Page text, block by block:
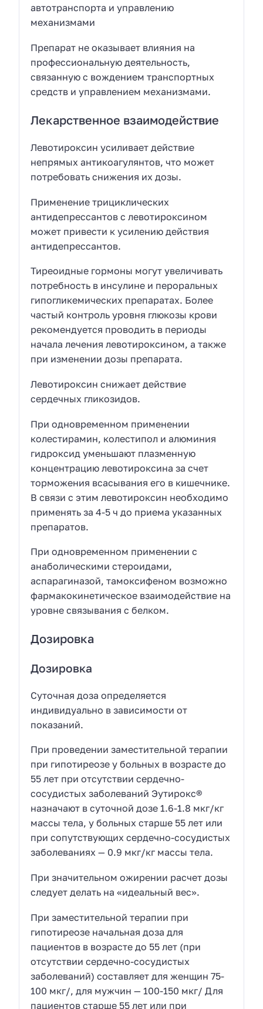
автотранспорта и управлению
механизмами
Препарат не оказывает влияния на
профессиональную деятельность,
связанную с вождением транспортных
средств и управлением механизмами.
Лекарственное взаимодействие
Левотироксин усиливает действие
непрямых антикоагулянтов, что может
потребовать снижения их дозы.
Применение трициклических
антидепрессантов с левотироксином
может привести к усилению действия
антидепрессантов.
Тиреоидные гормоны могут увеличивать
потребность в инсулине и пероральных
гипогликемических препаратах. Более
частый контроль уровня глюкозы крови
рекомендуется проводить в периоды
начала лечения левотироксином, а также
при изменении дозы препарата.
Левотироксин снижает действие
сердечных гликозидов.
При одновременном применении
колестирамин, колестипол и алюминия
гидроксид уменьшают плазменную
концентрацию левотироксина за счет
торможения всасывания его в кишечнике.
В связи с этим левотироксин необходимо
применять за 4-5 ч до приема указанных
препаратов.
При одновременном применении с
анаболическими стероидами,
аспарагиназой, тамоксифеном возможно
фармакокинетическое взаимодействие на
уровне связывания с белком.
Дозировка
Дозировка
Суточная доза определяется
индивидуально в зависимости от
показаний.
При проведении заместительной терапии
при гипотиреозе у больных в возрасте до
55 лет при отсутствии сердечно-
сосудистых заболеваний Эутирокс®
назначают в суточной дозе 1.6-1.8 мкг/кг
массы тела, у больных старше 55 лет или
при сопутствующих сердечно-сосудистых
заболеваниях — 0.9 мкг/кг массы тела.
При значительном ожирении расчет дозы
следует делать на «идеальный вес».
При заместительной терапии при
гипотиреозе начальная доза для
пациентов в возрасте до 55 лет (при
отсутствии сердечно-сосудистых
заболеваний) составляет для женщин 75-
100 мкг/, для мужчин — 100-150 мкг/ Для
пациентов старше 55 лет или при